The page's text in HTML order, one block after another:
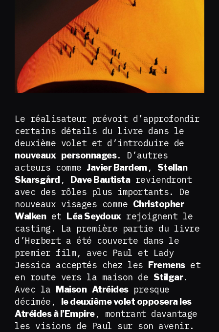
Le réalisateur prévoit d’approfondir
certains détails du livre dans le
deuxième volet et d’introduire de
nouveaux personnages. D’autres
acteurs comme Javier Bardem,
Stellan
Skarsgård , Dave Bautistareviendront
avec des rôles plus importants. De
nouveaux visages comme Christopher
Walkenet Léa Seydouxrejoignent le
casting. La première partie du livre
d’Herbert a été couverte dans le
premier film, avec Paul et Lady
Jessica acceptés chez les
Fremenset
en route vers la maison de Stilgar.
Avec la
Maison Atréidespresque
décimée,
le deuxième volet opposera les
Atréides à l’Empire, montrant davantage
les visions de Paul sur son avenir.